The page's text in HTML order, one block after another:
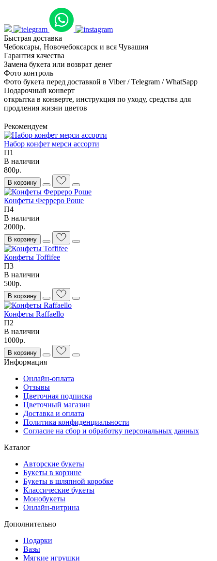
Быстрая доставка
Чебоксары, Новочебоксарск и вся Чувашия
Гарантия качества
Замена букета или возврат денег
Фото контроль
Фото букета перед доставкой в Viber / Telegram / WhatSapp
Подарочный конверт
открытка в конверте, инструкция по уходу, средства для
продления жизни цветов
Рекомендуем
Набор конфет мерси ассорти
П1
В наличии
800р.
В корзину
Конфеты Ферреро Роше
П4
В наличии
2000р.
В корзину
Конфеты Toffifee
П3
В наличии
500р.
В корзину
Конфеты Raffaello
П2
В наличии
1000р.
В корзину
Информация
Онлайн-оплата
Отзывы
Цветочная подписка
Цветочный магазин
Доставка и оплата
Политика конфиденциальности
Согласие на сбор и обработку персональных данных
Каталог
Авторские букеты
Букеты в корзине
Букеты в шляпной коробке
Классические букеты
Монобукеты
Онлайн-витрина
Дополнительно
Подарки
Вазы
Мягкие игрушки